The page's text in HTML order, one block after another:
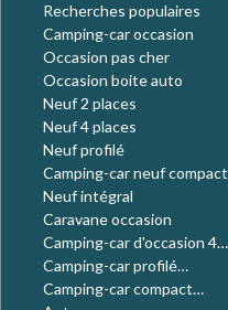
Recherches populaires
Camping-car occasion
Occasion pas cher
Occasion boite auto
Neuf 2 places
Neuf 4 places
Neuf profilé
Camping-car neuf compact
Neuf intégral
Caravane occasion
Camping-car d'occasion 4
places
Camping-car profilé
occasion
Camping-car compact